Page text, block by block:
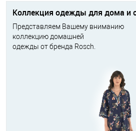
Коллекция одежды для дома и
Представляем Вашему вниманию
коллекцию домашней
одежды от бренда Rosch.